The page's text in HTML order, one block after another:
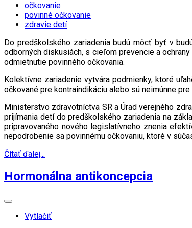
očkovanie
povinné očkovanie
zdravie detí
Do predškolského zariadenia budú môcť byť v
odborných diskusiách, s cieľom prevencie a
odmietnutie povinného očkovania.
Kolektívne zariadenie vytvára podmienky, ktoré
očkované pre kontraindikáciu alebo sú neimúnne
Ministerstvo zdravotníctva SR a Úrad verejného
prijímania detí do predškolského zariadenia na
pripravovaného nového legislatívneho znenia
nepodrobenie sa povinnému očkovaniu, ktoré v
Čítať ďalej...
Hormonálna antikoncepcia
Vytlačiť